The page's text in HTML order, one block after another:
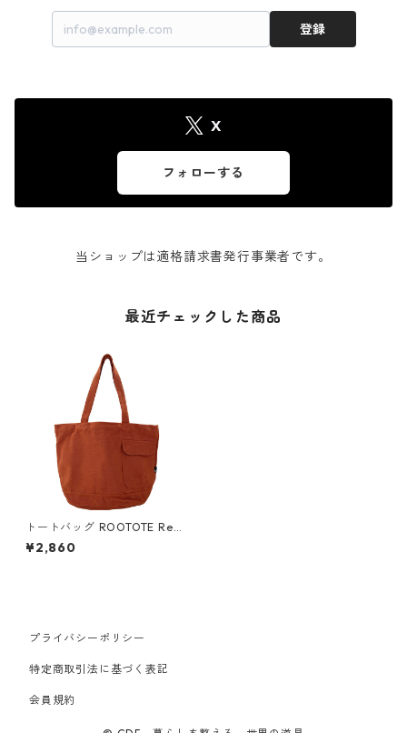
登録
X
フォローする
当ショップは適格請求書発行事業者です。
最近チェックした商品
トートバッグ ROOTOTE Recy
cled cotton MEDIUM 3066ル
ートート SN.ミディアム.リサ
¥2,860
プライバシーポリシー
特定商取引法に基づく表記
会員規約